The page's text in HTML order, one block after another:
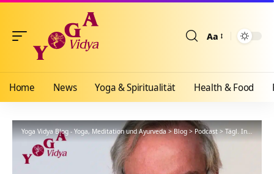
Aa
Home News Yoga & Spiritualität Health & Food
Yoga Vidya Blog - Yoga, Meditation und Ayurveda>Blog>Podcast>Tägl. Inspiration